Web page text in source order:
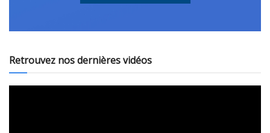
Retrouvez nos dernières vidéos